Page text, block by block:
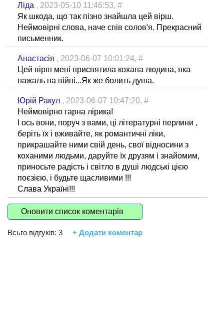
Ліда , 2023-05-10 11:46:53, #
Як шкода, що так пізно знайшла цей вірш.
Неймовірні слова, наче спів солов'я. Прекрасний
письменник.
Анастасія , 2023-06-07 10:01:24, #
Цей вірш мені присвятила кохана людина, яка
нажаль на війні...Як же болить душа.
Юрій Ракул , 2023-06-07 10:47:20, #
Неймовірно гарна лірика!
І ось вони, поруч з вами, ці літературні перлини ,
беріть їх і вживайте, як романтичні ліки,
прикрашайте ними свій день, свої відносини з
коханими людьми, даруйте їх друзям і знайомим,
приносьте радість і світло в душі людські цією
поєзією, і будьте щасливими !!!
Слава Україні!!!
Оновити список коментарів
Всьго відгуків: 3 + Додати коментар